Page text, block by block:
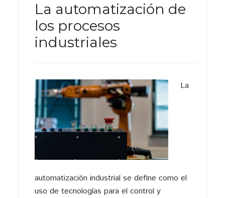
La automatización de
los procesos
industriales
La
automatización industrial se define como el
uso de tecnologías para el control y